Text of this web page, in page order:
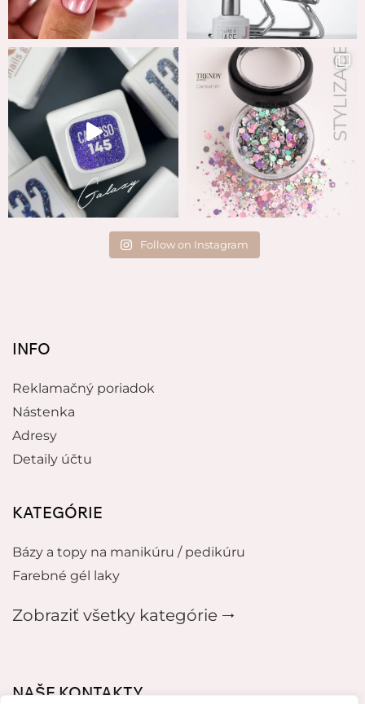
Follow on Instagram
INFO
Reklamačný poriadok
Nástenka
Adresy
Detaily účtu
KATEGÓRIE
Bázy a topy na manikúru / pedikúru
Farebné gél laky
Zobraziť všetky kategórie 🠂
NAŠE KONTAKTY